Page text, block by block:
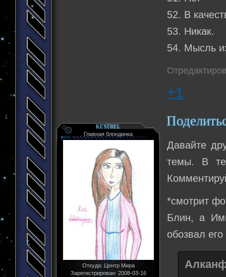
52. В
53. Никак.
54. Мысль
+1
KESTREL
Главная блондинка
Откуда:Центр Мира
Зарегистрирован: 2008-03-16
Давайте
темы. В
*смотрит
Блин, а
обозвал